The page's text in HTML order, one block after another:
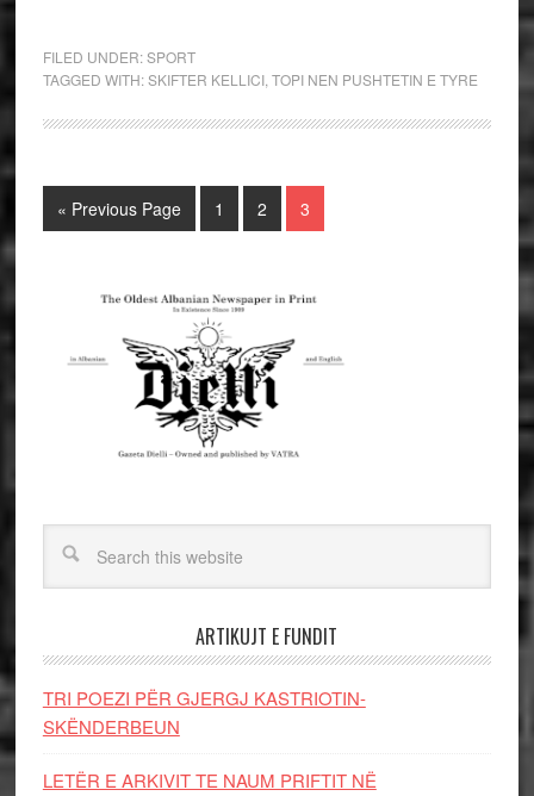
FILED UNDER:SPORT
TAGGED WITH:SKIFTER KELLICI, TOPI NEN PUSHTETIN E TYRE
« Previous Page 1 2 3
ARTIKUJT E FUNDIT
TRI POEZI PËR GJERGJ KASTRIOTIN-
SKËNDERBEUN
LETËR E ARKIVIT TE NAUM PRIFTIT NË